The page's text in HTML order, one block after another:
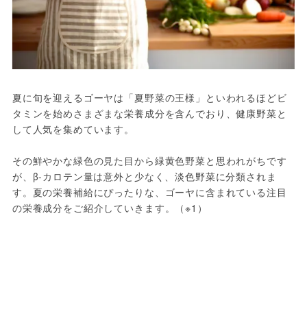
夏に旬を迎えるゴーヤは「夏野菜の王様」といわれるほどビ
タミンを始めさまざまな栄養成分を含んでおり、健康野菜と
して人気を集めています。
その鮮やかな緑色の見た目から緑黄色野菜と思われがちです
が、β-カロテン量は意外と少なく、淡色野菜に分類されま
す。夏の栄養補給にぴったりな、ゴーヤに含まれている注目
の栄養成分をご紹介していきます。（※1）